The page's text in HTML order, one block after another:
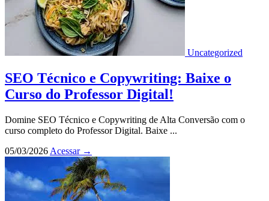
Uncategorized
SEO Técnico e Copywriting: Baixe o
Curso do Professor Digital!
Domine SEO Técnico e Copywriting de Alta Conversão com o
curso completo do Professor Digital. Baixe ...
05/03/2026 Acessar →